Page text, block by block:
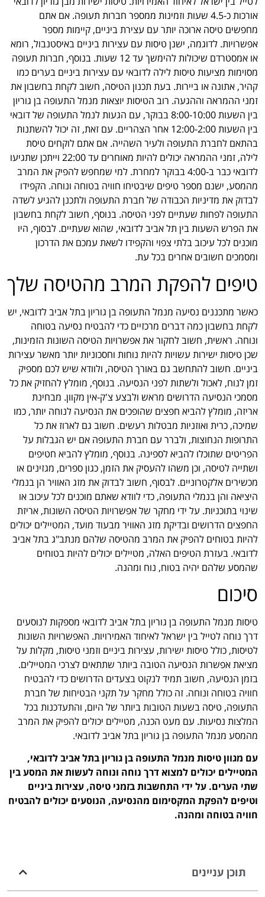
אורכות כ-4.5 שעות וזמינות ממספר חברות תעופה. אם אתם
מחפשים טיסה ארוכה יותר עם עצירת ביניים, קיימות מספר
אפשרויות. לדוגמה, ישנן טיסות עם עצירות ביניים באיסטנבול, רומא
או אמסטרדם שיכולות להימשך עד 12 שעות. בנוסף, חברות תעופה
מסוימות מציעות טיסות לילה לדובאי עם עצירות ביניים בערים כמו
קהיר, אתונה או ביירות. בעת תכנון הטיסה, חשוב לקחת בחשבון את
זמני ההמראה וההגעה. רוב הטיסות יוצאות מנמל התעופה בן גוריון
בין השעות 8:00-10:00 בבוקר, עם הגעות לנמל התעופה של דובאי
בין השעות 12:00-2:00 אחר הצהריים. עם זאת, זה יכול להשתנות
בהתאם לחברת התעופה ולעיר השהייה. אם אתם לוקחים טיסת
לילה, זמני ההמראה יכולים להיות מאוחרים עד 22:00 וייתכן שתגיעו
לדובאי כבר ב-4:00 בבוקר למחרת. למי שמחפש להפיק את המרב
מהמסע, ישנם מספר טיפים שיבטיחו חוויה בטוחה ונוחה. הקפידו
לבדוק את מדיניות הכבודה של חברת התעופה ולתכנן להגיע לשדה
התעופה לפחות שעתיים לפני הטיסה. בנוסף, חשוב לקחת בחשבון
את הפרש השעות בין תל אביב לדובאי, שהוא שעתיים. לבסוף, היו
מוכנים לכל עיכוב בלתי צפוי והקפידו לשאת עמכם את הדרכון
ומסמכים חשובים אחרים בכל עת.
טיפים להפקת המרב מהטיסה שלך
כאשר מתכננים נסיעה מנמל התעופה בן גוריון בתל אביב לדובאי, יש
לקחת בחשבון כמה דברים מרכזיים כדי להבטיח נסיעה בטוחה
ונוחה. ראשית, חשוב לחקור את אפשרויות הטיסה השונות הזמינות,
שכן טיסות ישירות עשויות להיות נוחות וחסכוניות יותר מאשר עצירות
ביניים. חשוב להתחשב גם באורך הטיסה, ולוודא שיש לכם מספיק
זמן לנוח, לאכול ולשתות לפני הנסיעה. בנוסף, מומלץ להחזיק את כל
מסמכי הנסיעה הדרושים מראש ולבצע צ'ק-אין מקוון. מבחינת
אריזה, מומלץ להביא חפצים שהופכים את הנסיעה לנוחה יותר, כמו
שמיכה, כרית ואוזניות מבטלות רעשים. חשוב גם לארוז את כל
התרופות הנחוצות, ולברר עם חברת התעופה אם יש הגבלות על
הפריטים שתוכלו להביא לספינה. בנוסף, מומלץ להביא חטיפים
ושתייה לטיסה, וכן משהו להעסיק את הזמן, כגון ספרים, מגזינים או
מכשירים אלקטרוניים. לבסוף, חשוב לבדוק את מזג האוויר הן בנמלי
היציאה והן בנמלי התעופה, כדי לוודא שאתם מוכנים לכל עיכוב או
שינוי בתוכניות. על ידי מחקר של אפשרויות הטיסה השונות, אריזת
החפצים הדרושים ובדיקת מזג האוויר מבעוד מועד, המטיילים יכולים
להיות בטוחים להפיק את המרב מהטיסה שלהם מנתב"ג בתל אביב
לדובאי. בעזרת הטיפים האלה, מטיילים יכולים להיות בטוחים
שהמסע שלהם יהיה בטוח, נוח ומהנה.
סיכום
טיסות מנמל התעופה בן גוריון בתל אביב לדובאי מספקות לנוסעים
דרך נוחה לטייל בין ישראל לאיחוד האמירויות. האפשרויות השונות
לטיסות, כולל טיסות ישירות, עצירות ביניים וזמני טיסות, מקלות על
מציאת אפשרות הנסיעה הטובה ביותר שתתאים לצרכי המטיילים.
בזמן הנסיעה, חשוב תמיד לנקוט בצעדים הדרושים כדי להבטיח
חוויה בטוחה ונוחה. זה כולל מחקר על תקני הבטיחות של חברת
התעופה, טיסה בשעות הטובות ביותר של היום, והתעדכנות בכל
המלצות נסיעות. עם מעט הכנה, מטיילים יכולים להפיק את המרב
מהמסע מנמל התעופה בן גוריון בתל אביב לדובאי.
עם מגוון טיסות מנמל התעופה בן גוריון בתל אביב לדובאי,
המטיילים יכולים למצוא דרך נוחה ונוחה לעשות את המסע בין
שתי הערים. על ידי התחשבות בזמני טיסה, עצירות ביניים
וטיפים להפקת המקסימום מהנסיעה, הנוסעים יכולים להבטיח
חוויה בטוחה ומהנה.
תוכן עניינים